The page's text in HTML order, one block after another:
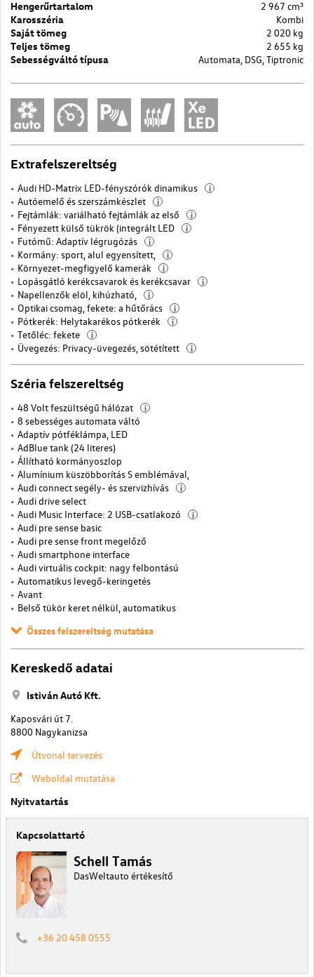
Hengerűrtartalom
2 967 cm³
Karosszéria
Kombi
Saját tömeg
2 020 kg
Teljes tömeg
2 655 kg
Sebességváltó típusa
Automata, DSG, Tiptronic
Extrafelszereltség
Audi HD-Matrix LED-fényszórók dinamikus i
Autóemelő és szerszámkészlet i
Fejtámlák: variálható fejtámlák az első i
Fényezett külső tükrök (integrált LED i
Futómű: Adaptív légrugózás i
Kormány: sport, alul egyensített, i
Környezet-megfigyelő kamerák i
Lopásgátló kerékcsavarok és kerékcsavar i
Napellenzők elöl, kihúzható, i
Optikai csomag, fekete: a hűtőrács i
Pótkerék: Helytakarékos pótkerék i
Tetőléc: fekete i
Üvegezés: Privacy-üvegezés, sötétített i
Széria felszereltség
48 Volt feszültségű hálózat i
8 sebességes automata váltó
Adaptív pótféklámpa, LED
AdBlue tank (24 literes)
Állítható kormányoszlop
Alumínium küszöbborítás S emblémával,
Audi connect segély- és szervizhívás
i
Audi drive select
Audi Music Interface: 2 USB-csatlakozó
i
Audi pre sense basic
Audi pre sense front megelőző
Audi smartphone interface
Audi virtuális cockpit: nagy felbontású
Automatikus levegő-keringetés
Avant
Belső tükör keret nélkül, automatikus
Összes felszereltség mutatása
Kereskedő adatai
Istiván Autó Kft.
Kaposvári út 7.
8800 Nagykanizsa
Útvonal tervezés
Weboldal mutatása
Nyitvatartás
Kapcsolattartó
Schell Tamás
DasWeltauto értékesítő
+36 20 458 0555